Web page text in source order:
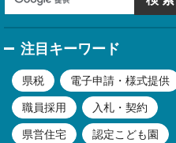
注目キーワード
県税 電子申請・様式提供
職員採用 入札・契約
県営住宅 認定こども園